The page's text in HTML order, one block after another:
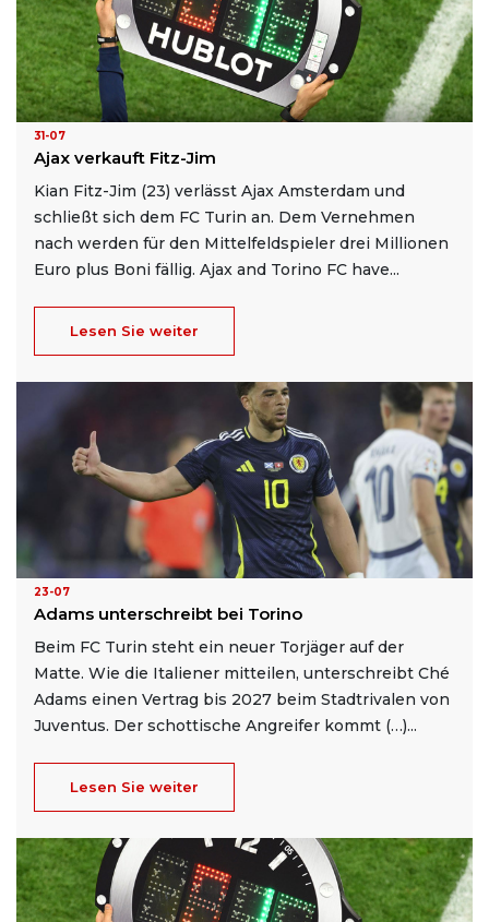
31-07
Ajax verkauft Fitz-Jim
Kian Fitz-Jim (23) verlässt Ajax Amsterdam und
schließt sich dem FC Turin an. Dem Vernehmen
nach werden für den Mittelfeldspieler drei Millionen
Euro plus Boni fällig. Ajax and Torino FC have...
Lesen Sie weiter
23-07
Adams unterschreibt bei Torino
Beim FC Turin steht ein neuer Torjäger auf der
Matte. Wie die Italiener mitteilen, unterschreibt Ché
Adams einen Vertrag bis 2027 beim Stadtrivalen von
Juventus. Der schottische Angreifer kommt (…)...
Lesen Sie weiter